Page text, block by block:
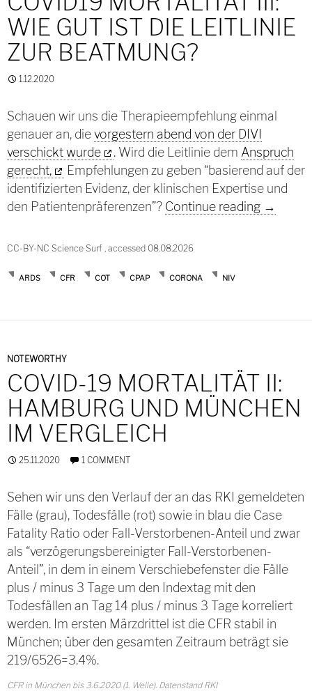
WIE GUT IST DIE LEITLINIE
ZUR BEATMUNG?
1.12.2020
Schauen wir uns die Therapieempfehlung einmal
genauer an, dievorgestern abend von der DIVI
verschickt wurde
. Wird die Leitlinie dem Anspruch
gerecht,
Empfehlungen zu geben “basierend auf der
identifizierten Evidenz, der klinischen Expertise und
den Patientenpräferenzen”? Continue reading →
CC-BY-NC Science Surf , accessed 08.08.2026
ARDS CFR COT CPAP CORONA NIV
NOTEWORTHY
COVID-19 MORTALITÄT II:
HAMBURG UND MÜNCHEN
IM VERGLEICH
25.11.2020 1 COMMENT
Sehen wir uns den Verlauf der an das RKI gemeldeten
Fälle (grau), Todesfälle (rot) sowie in blau die Case
Fatality Ratio oder Fall-Verstorbenen-Anteil und zwar
als “verzögerungsbereinigter Fall-Verstorbenen-
Anteil”, in dem in einem Verschiebefenster die Fälle
plus / minus 3 Tage um den Indextag mit den
Todesfällen an Tag 14 plus / minus 3 Tage korreliert
werden. Im ersten Märzdrittel ist die CFR stabil in
München; über den gesamten Zeitraum beträgt sie
219/6526=3.4%.
CFR in München bis 3.6.2020 (1. Welle). Datenstand RKI